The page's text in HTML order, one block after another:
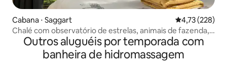
Cabana ⋅ Saggart 4,73 de uma
4,73 (228)
Chalé com observatório de estrelas, animais de fazenda,
banheira de hidromassagem e sauna
Outros aluguéis por temporada com
banheira de hidromassagem